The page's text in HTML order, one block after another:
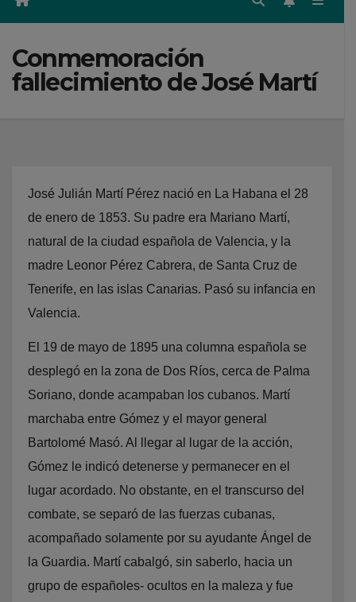
Conmemoración
fallecimiento de José Martí
José Julián Martí Pérez nació en La Habana el 28
de enero de 1853. Su padre era Mariano Martí,
natural de la ciudad española de Valencia, y la
madre Leonor Pérez Cabrera, de Santa Cruz de
Tenerife, en las islas Canarias. Pasó su infancia en
Valencia.
El 19 de mayo de 1895 una columna española se
desplegó en la zona de Dos Ríos, cerca de Palma
Soriano, donde acampaban los cubanos. Martí
marchaba entre Gómez y el mayor general
Bartolomé Masó. Al llegar al lugar de la acción,
Gómez le indicó detenerse y permanecer en el
lugar acordado. No obstante, en el transcurso del
combate, se separó de las fuerzas cubanas,
acompañado solamente por su ayudante Ángel de
la Guardia. Martí cabalgó, sin saberlo, hacia un
grupo de españoles- ocultos en la maleza y fue